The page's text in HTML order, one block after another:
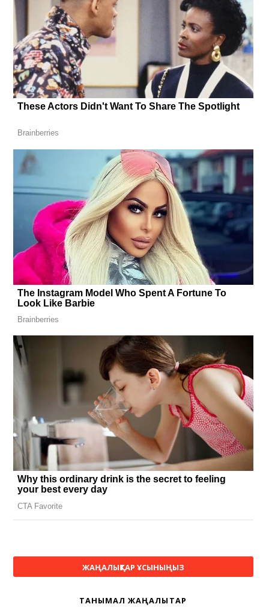
ЖАҢАЛЫҚТАР ҰСЫНЫҢЫЗ
ТАНЫМАЛ ЖАҢАЛЫҚТАР